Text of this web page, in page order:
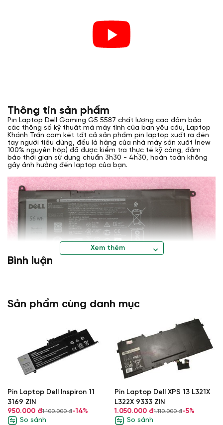
Thông tin sản phẩm
Pin Laptop Dell Gaming G5 5587 chất lượng cao đảm bảo
các thông số kỹ thuật mà máy tính của bạn yêu cầu, Laptop
Khánh Trần cam kết tất cả sản phẩm pin laptop xuất ra đến
tay người tiêu dùng, đều là hàng của nhà máy sản xuất (new
100% nguyên hộp) đã được kiểm tra thực tế kỹ càng, đảm
bảo thời gian sử dụng chuẩn 3h30 - 4h30, hoàn toàn không
gây ảnh hưởng đến laptop của bạn.
Hotline: 0936.23.1234
Địa chỉ: Số 26 Ngõ 165 Thái Hà, Đống Đa, Hà
Xem thêm
Bình luận
Sản phẩm cùng danh mục
Pin Laptop Dell Inspiron 11
3169 ZIN
950.000 đ1.100.000 đ-14%
So sánh
Pin Laptop Dell XPS 13 L321X
L322X 9333 ZIN
1.050.000 đ1.110.000 đ-5%
So sánh